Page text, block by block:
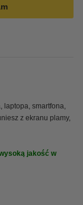
laptopa, smartfona,
z ekranu plamy,
jakość w